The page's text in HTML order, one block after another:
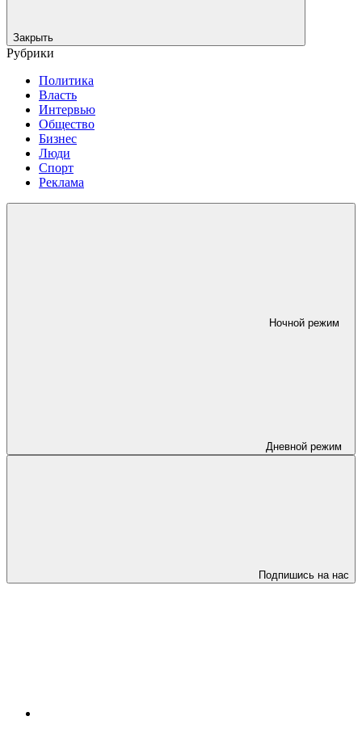
Закрыть
Рубрики
Политика
Власть
Интервью
Общество
Бизнес
Люди
Спорт
Реклама
Ночной режим
Дневной режим
Подпишись на нас